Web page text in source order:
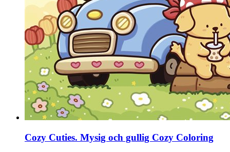
Cozy Cuties. Mysig och gullig Cozy Coloring